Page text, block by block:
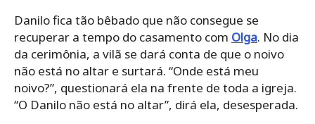
Danilo fica tão bêbado que não consegue se
recuperar a tempo do casamento com Olga. No dia
da cerimônia, a vilã se dará conta de que o noivo
não está no altar e surtará. “Onde está meu
noivo?”, questionará ela na frente de toda a igreja.
“O Danilo não está no altar”, dirá ela, desesperada.